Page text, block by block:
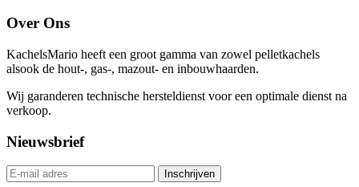
Over Ons
KachelsMario heeft een groot gamma van zowel pelletkachels
alsook de hout-, gas-, mazout- en inbouwhaarden.
Wij garanderen technische hersteldienst voor een optimale dienst na
verkoop.
Nieuwsbrief